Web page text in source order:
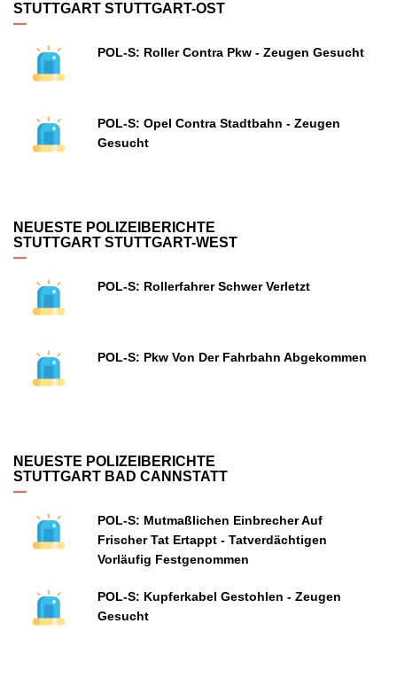
STUTTGART STUTTGART-OST
POL-S: Roller Contra Pkw - Zeugen Gesucht
POL-S: Opel Contra Stadtbahn - Zeugen
Gesucht
NEUESTE POLIZEIBERICHTE
STUTTGART STUTTGART-WEST
POL-S: Rollerfahrer Schwer Verletzt
POL-S: Pkw Von Der Fahrbahn Abgekommen
NEUESTE POLIZEIBERICHTE
STUTTGART BAD CANNSTATT
POL-S: Mutmaßlichen Einbrecher Auf
Frischer Tat Ertappt - Tatverdächtigen
Vorläufig Festgenommen
POL-S: Kupferkabel Gestohlen - Zeugen
Gesucht